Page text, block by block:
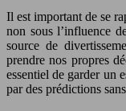
Il est important de se
non sous l’influence
source de
prendre nos propres
essentiel de garder un
par des prédictions